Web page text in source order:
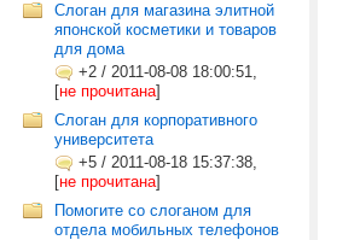
Слоган для магазина элитной
японской косметики и товаров
для дома
+2 / 2011-08-08 18:00:51,
[не прочитана]
Слоган для корпоративного
университета
+5 / 2011-08-18 15:37:38,
[не прочитана]
Помогите со слоганом для
отдела мобильных телефонов